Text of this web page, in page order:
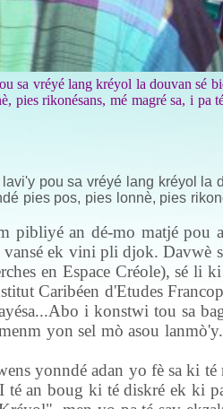
sa vréyé lang kréyol la douvan sé
pies rikonésans, mé magré sa, i pa
pou sa vréyé lang kréyol la
pies pos, pies lonnè, pies
an dé-mo matjé pou
ek vini pli djok. Davwè
en Espace Créole), sé li
Caribéen d'Etudes
i konstwi tou sa
yon sel mò asou
yonndé adan yo fè sa ki té
an boug ki té diskré ek ki